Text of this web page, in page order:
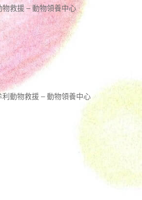
救援 – 動物領養中心
動物救援 – 動物領養中心